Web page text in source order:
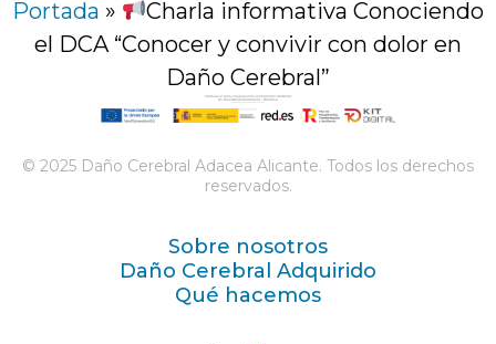
Portada »
Charla informativa Conociendo
el DCA “Conocer y convivir con dolor en
Daño Cerebral”
© 2025 Daño Cerebral Adacea Alicante. Todos los derechos
reservados.
Sobre nosotros
Daño Cerebral Adquirido
Qué hacemos